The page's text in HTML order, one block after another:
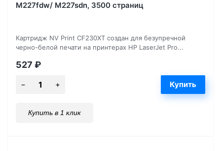
M227fdw/ M227sdn, 3500 страниц
Картридж NV Print CF230XT создан для безупречной
черно-белой печати на принтерах HP LaserJet Pro...
527 ₽
Купить в 1 клик